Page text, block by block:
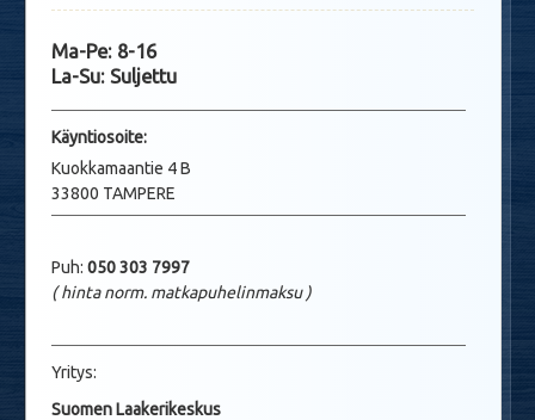
Ma-Pe: 8-16
La-Su: Suljettu
Käyntiosoite:
Kuokkamaantie 4 B
33800 TAMPERE
Puh: 050 303 7997
( hinta norm. matkapuhelinmaksu )
Yritys:
Suomen Laakerikeskus